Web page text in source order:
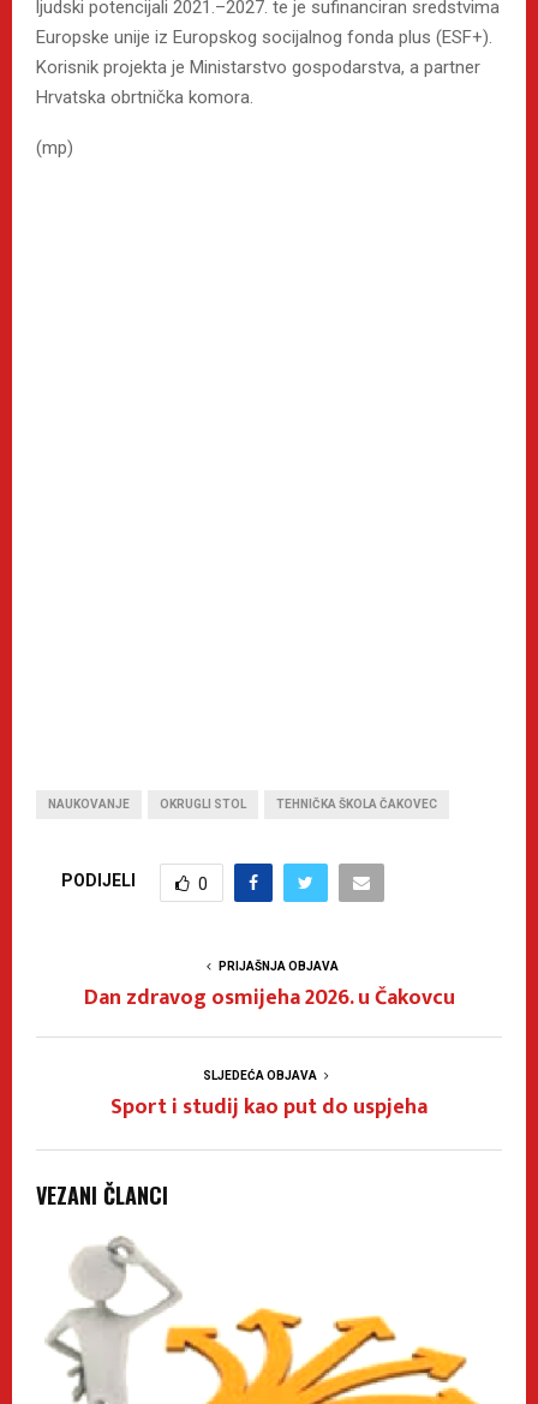
ljudski potencijali 2021.–2027. te je sufinanciran sredstvima
Europske unije iz Europskog socijalnog fonda plus (ESF+).
Korisnik projekta je Ministarstvo gospodarstva, a partner
Hrvatska obrtnička komora.
(mp)
NAUKOVANJE OKRUGLI STOL TEHNIČKA ŠKOLA ČAKOVEC
PODIJELI 0
PRIJAŠNJA OBJAVA
Dan zdravog osmijeha 2026. u Čakovcu
SLJEDEĆA OBJAVA
Sport i studij kao put do uspjeha
VEZANI ČLANCI